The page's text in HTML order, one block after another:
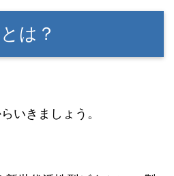
は？
いきましょう。